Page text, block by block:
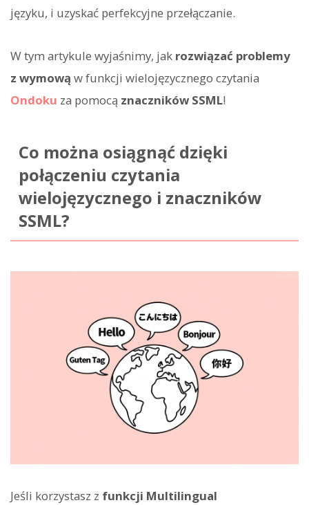
języku, i uzyskać perfekcyjne przełączanie.
W tym artykule wyjaśnimy, jak rozwiązać problemy
z wymową w funkcji wielojęzycznego czytania
Ondoku za pomocą znaczników SSML!
Co można osiągnąć dzięki
połączeniu czytania
wielojęzycznego i znaczników
SSML?
Jeśli korzystasz z funkcji Multilingual